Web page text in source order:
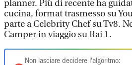
planner. Più di recente ha
cucina, format trasmesso su
parte a Celebrity Chef su Tv8.
Camper in viaggio su Rai 1.
Non lasciare decidere l'algoritmo: